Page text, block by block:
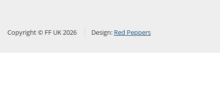
Copyright © FF UK 2026 Design: Red Peppers